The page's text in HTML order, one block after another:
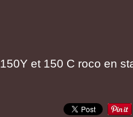
150Y et 150 C roco en